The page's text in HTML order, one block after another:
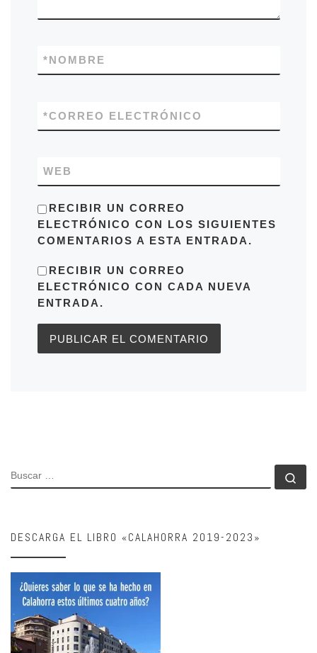
NOMBRE
*
CORREO ELECTRÓNICO
*
WEB
RECIBIR UN CORREO
ELECTRÓNICO CON LOS SIGUIENTES
COMENTARIOS A ESTA ENTRADA.
RECIBIR UN CORREO
ELECTRÓNICO CON CADA NUEVA
ENTRADA.
BUSCAR
DESCARGA EL LIBRO «CALAHORRA 2019-2023»